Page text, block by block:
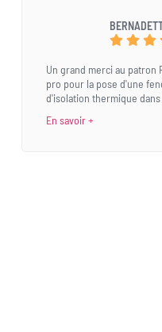
Un grand merci au patron
pro pour la pose d'une
d'isolation thermique dans
En savoir +